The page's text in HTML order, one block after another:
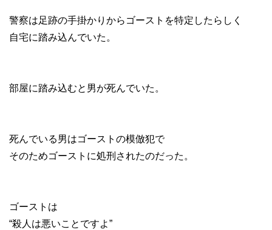
警察は足跡の手掛かりからゴーストを特定したらしく
自宅に踏み込んでいた。
部屋に踏み込むと男が死んでいた。
死んでいる男はゴーストの模倣犯で
そのためゴーストに処刑されたのだった。
ゴーストは
“殺人は悪いことですよ”